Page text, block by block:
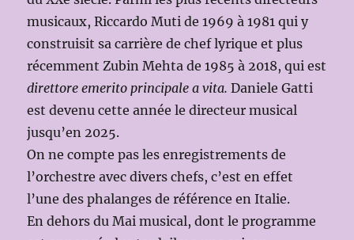
musicaux, Riccardo Muti de 1969 à 1981 qui y
construisit sa carrière de chef lyrique et plus
récemment Zubin Mehta de 1985 à 2018, qui est
direttore emerito principale a vita. Daniele Gatti
est devenu cette année le directeur musical
jusqu’en 2025.
On ne compte pas les enregistrements de
l’orchestre avec divers chefs, c’est en effet
l’une des phalanges de référence en Italie.
En dehors du Mai musical, dont le programme